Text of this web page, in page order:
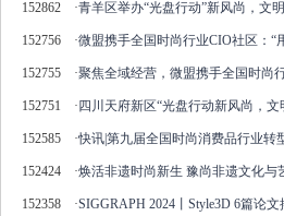
152862 ·青羊区举办“光盘行动”新风尚，文
152756 ·微盟携手全国时尚行业CIO社区：“
152755 ·聚焦全域经营，微盟携手全国时尚
152751 · 四川天府新区“光盘行动新风尚，
152585 ·快讯|第九届全国时尚消费品行业转
152424 ·焕活非遗时尚新生 豫尚非遗文化与
152358 ·SIGGRAPH 2024丨Style3D 6篇论